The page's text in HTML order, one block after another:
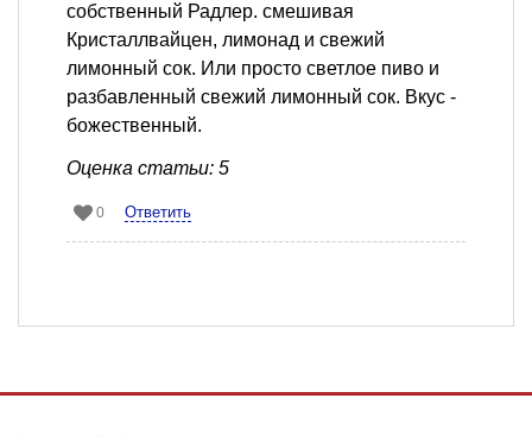
собственный Радлер. смешивая
Кристаллвайцен, лимонад и свежий
лимонный сок. Или просто светлое пиво и
разбавленный свежий лимонный сок. Вкус -
божественный.
Оценка статьи: 5
0 Ответить